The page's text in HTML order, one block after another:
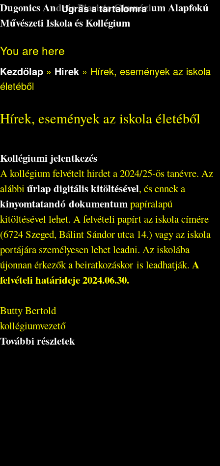
Ugrás a tartalomra
Dugonics András Piarista Gimnázium Alapfokú
Művészeti Iskola és Kollégium
You are here
Kezdőlap » Hirek » Hírek, események az iskola
életéből
Hírek, események az iskola életéből
Kollégiumi jelentkezés
A kollégium felvételt hirdet a 2024/25-ös tanévre. Az
alábbi űrlap digitális kitöltésével, és ennek a
kinyomtatandó dokumentumpapíralapú
kitöltésével lehet. A felvételi papírt az iskola címére
(6724 Szeged, Bálint Sándor utca 14.) vagy az iskola
portájára személyesen lehet leadni. Az iskolába
újonnan érkezők a beiratkozáskor is leadhatják. A
felvételi határideje 2024.06.30.
Butty Bertold
kollégiumvezető
További részletek